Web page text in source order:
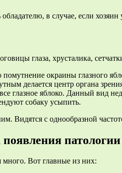
в случае, если
глаза, хрусталика,
окраины глазного
делается центр органа
глазное яблоко. Данный вид
собаку усыпить.
Видятся с однообразной
патологии
Вот главные из них: